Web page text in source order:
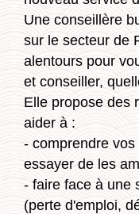
Une conseillère
sur le secteur de
alentours pour
et conseiller,
Elle propose des
aider à :
- comprendre
essayer de les
- faire face à une
(perte d'emploi,